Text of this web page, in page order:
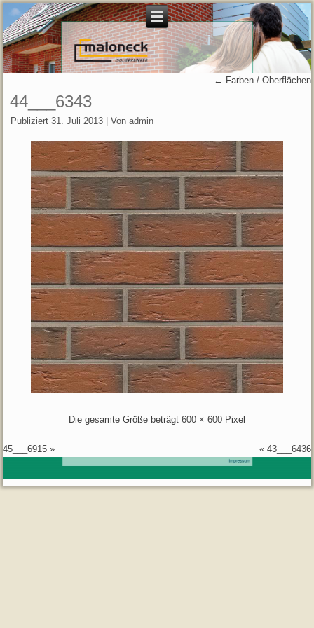
← Farben / Oberflächen
44___6343
Publiziert 31. Juli 2013 |Von admin
Die gesamte Größe beträgt 600 × 600 Pixel
45___6915 » « 43___6436